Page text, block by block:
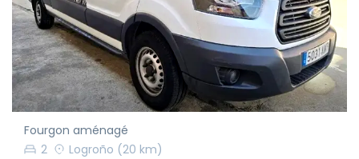
Fourgon aménagé
2
Logroño (20 km)